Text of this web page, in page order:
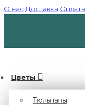
О нас Доставка Оплата
Цветы
Тюльпаны